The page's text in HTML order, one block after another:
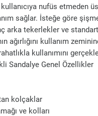
kullanıcıya nufüs etmeden
sağlar. İsteğe göre
arka tekerlekler ve
ağırlığını kullanım
kullanımını
Sandalye Genel Özellikler
kolçaklar
ve kolları